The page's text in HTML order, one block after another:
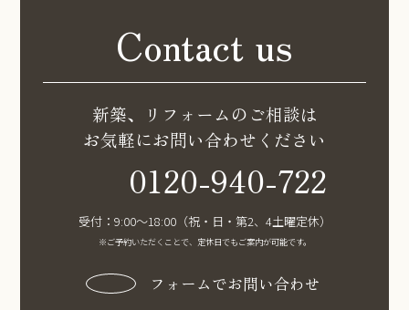
Contact us
新築、リフォームのご相談は
お気軽にお問い合わせください
0120-940-722
受付：9:00〜18:00（祝・日・第2、4土曜定休）
※ご予約いただくことで、定休日でもご案内が可能です。
フォームでお問い合わせ